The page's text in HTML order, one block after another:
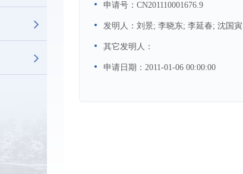
申请号： CN201110001676.9
发明人： 刘景; 李晓东; 李延春; 沈国寅
其它发明人：
申请日期： 2011-01-06 00:00:00